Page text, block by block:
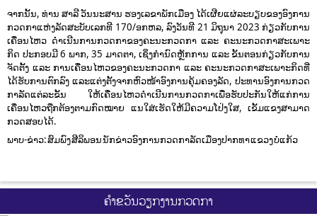
ຈາກນັ້ນ, ທ່ານ ສາລີ ວັນນະສານ ຮອງເລຂາພັກເມືອງ ໄດ້ເຜີຍແຜ່ລະບຽບຂອງອົງການ
ກວດກາແຫ່ງລັດສະບັບເລກທີ 170/ອກຫລ, ລົງວັນທີ 21 ມິຖຸນາ 2023 ກ່ຽວກັບການ
ເຄື່ອນໄຫວ ດໍາເນີນການກວດກາຂອງຄະນະກວດກາ ແລະ ຄະນະກວດກາສະເພາະ
ກິດ ປະກອບມີ 6 ພາກ, 35 ມາດຕາ, ເຊິ່ງກໍານົດຫຼັກການ ແລະ ຂັ້ນຕອນກ່ຽວກັບການ
ຈັດຕັ້ງ ແລະ ການເຄື່ອນໄຫວຂອງຄະນະກວດກາ ແລະ ຄະນະກວດກາສະເພາະກິດທີ່
ໄດ້ຮັບການຕົກລົງ ແລະແຕ່ງຕັ້ງຈາກຫົວໜ້າອົງການຄຸ້ມຄອງລັດ, ປະທານອົງການກວດ
ກາລັດແຕ່ລະຂັ້ນ ໃຫ້ເຄື່ອນໄຫວດໍາເນີນການກວດກາເພື່ອຮັບປະກັນໃຫ້ແກ່ການ
ເຄື່ອນໄຫວຖືກຕ້ອງຕາມກົດໝາຍ ແນໃສ່ເຮັດໃຫ້ມີຄວາມໂປ່ງໃສ, ເຂັ້ມແຂງສາມາດ
ກວດສອບໄດ້.
ພາບ-ຂ່າວ: ສົມພົງ ສີລິພອນ ນັກຂ່າວອົງການກວດກາລັດເມືອງປາກທາ ແຂວງ ບໍ່ແກ້ວ
ຄຳຂວັນວຽກງານກວດກາ